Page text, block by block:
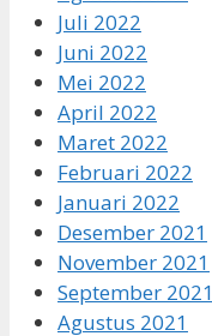
Juli 2022
Juni 2022
Mei 2022
April 2022
Maret 2022
Februari 2022
Januari 2022
Desember 2021
November 2021
September 2021
Agustus 2021